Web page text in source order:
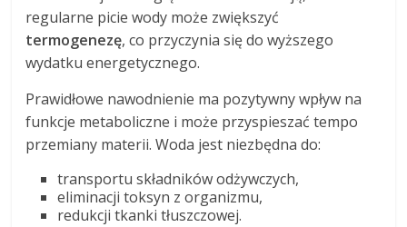
regularne picie wody może zwiększyć
termogenezę, co przyczynia się do wyższego
wydatku energetycznego.
Prawidłowe nawodnienie ma pozytywny wpływ na
funkcje metaboliczne i może przyspieszać tempo
przemiany materii. Woda jest niezbędna do:
transportu składników odżywczych,
eliminacji toksyn z organizmu,
redukcji tkanki tłuszczowej.